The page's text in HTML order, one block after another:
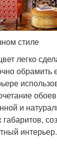
стиле
легко
обрамить
и
интерьер.